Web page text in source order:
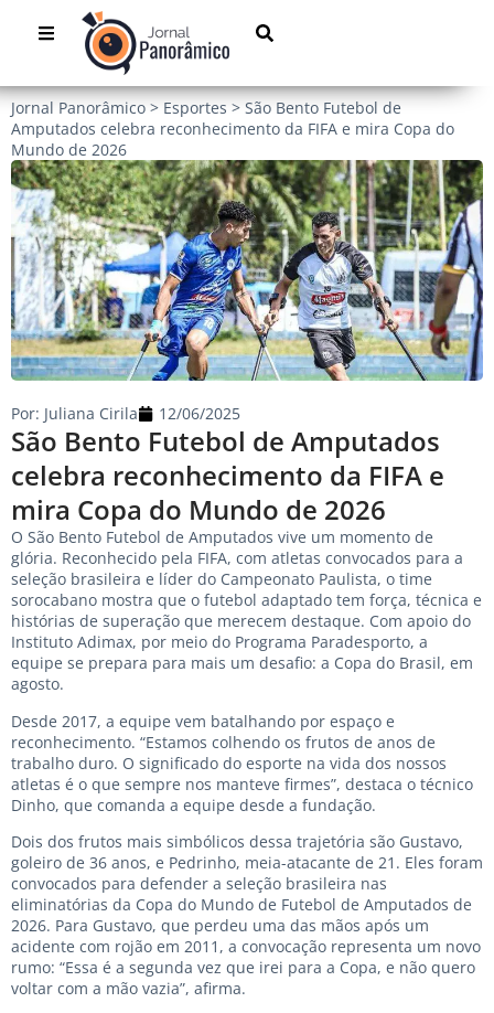
Jornal Panorâmico > Esportes > São Bento Futebol de
Amputados celebra reconhecimento da FIFA e mira Copa do
Mundo de 2026
São Bento Futebol de Amputados
celebra reconhecimento da FIFA e
mira Copa do Mundo de 2026
Por: Juliana Cirila 12/06/2025
O São Bento Futebol de Amputados vive um momento de
glória. Reconhecido pela FIFA, com atletas convocados para a
seleção brasileira e líder do Campeonato Paulista, o time
sorocabano mostra que o futebol adaptado tem força, técnica e
histórias de superação que merecem destaque. Com apoio do
Instituto Adimax, por meio do Programa Paradesporto, a
equipe se prepara para mais um desafio: a Copa do Brasil, em
agosto.
Desde 2017, a equipe vem batalhando por espaço e
reconhecimento. “Estamos colhendo os frutos de anos de
trabalho duro. O significado do esporte na vida dos nossos
atletas é o que sempre nos manteve firmes”, destaca o técnico
Dinho, que comanda a equipe desde a fundação.
Dois dos frutos mais simbólicos dessa trajetória são Gustavo,
goleiro de 36 anos, e Pedrinho, meia-atacante de 21. Eles foram
convocados para defender a seleção brasileira nas
eliminatórias da Copa do Mundo de Futebol de Amputados de
2026. Para Gustavo, que perdeu uma das mãos após um
acidente com rojão em 2011, a convocação representa um novo
rumo: “Essa é a segunda vez que irei para a Copa, e não quero
voltar com a mão vazia”, afirma.